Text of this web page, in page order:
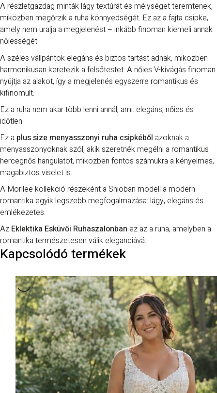
A részletgazdag minták lágy textúrát és mélységet teremtenek,
miközben megőrzik a ruha könnyedségét. Ez az a fajta csipke,
amely nem uralja a megjelenést – inkább finoman kiemeli annak
nőiességét.
A széles vállpántok elegáns és biztos tartást adnak, miközben
harmonikusan keretezik a felsőtestet. A nőies V-kivágás finoman
nyújtja az alakot, így a megjelenés egyszerre romantikus és
kifinomult.
Ez a ruha nem akar több lenni annál, ami: elegáns, nőies és
időtlen.
Ez a plus size menyasszonyi ruha csipkéből azoknak a
menyasszonyoknak szól, akik szeretnék megélni a romantikus
hercegnős hangulatot, miközben fontos számukra a kényelmes,
magabiztos viselet is.
A Morilee kollekció részeként a Shioban modell a modern
romantika egyik legszebb megfogalmazása: lágy, elegáns és
emlékezetes.
Az Eklektika Esküvői Ruhaszalonban ez az a ruha, amelyben a
romantika természetesen válik eleganciává.
Kapcsolódó termékek